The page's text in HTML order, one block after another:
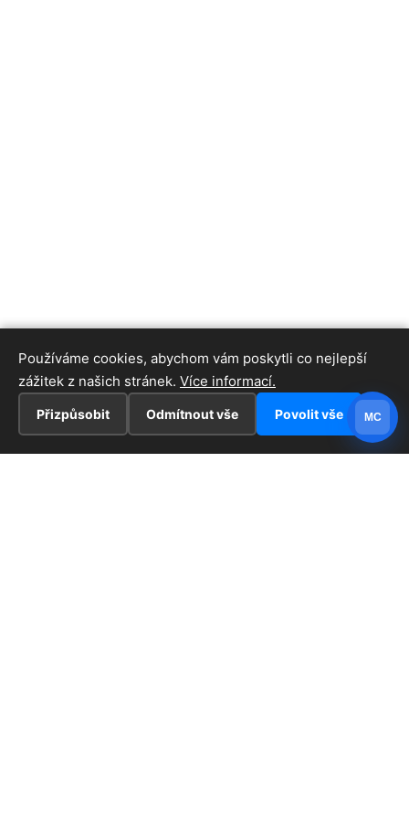
Používáme cookies, abychom vám poskytli co nejlepší
zážitek z našich stránek. Více informací.
Přizpůsobit Odmítnout vše Povolit vše MC